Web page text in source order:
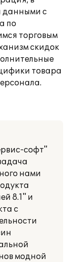
данными с
по
торговым
скидок
товара
софт"
нами
8.1" и
с
модной